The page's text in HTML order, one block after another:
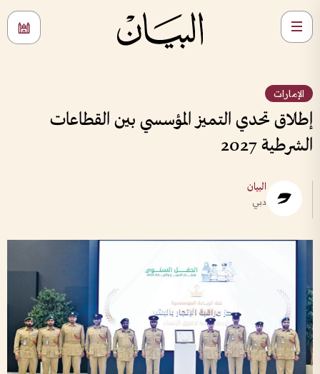
الإمارات
إطلاق تحدي التميز المؤسسي بين القطاعات
الشرطية 2027
البيان
دبي